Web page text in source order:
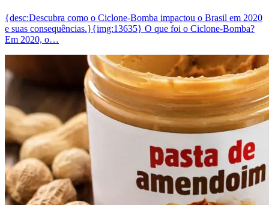
{desc:Descubra como o Ciclone-Bomba impactou o Brasil em 2020
e suas consequências.}{img:13635} O que foi o Ciclone-Bomba?
Em 2020, o…